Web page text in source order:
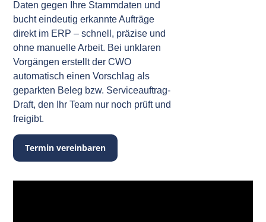
Daten gegen Ihre Stammdaten und
bucht eindeutig erkannte Aufträge
direkt im ERP – schnell, präzise und
ohne manuelle Arbeit. Bei unklaren
Vorgängen erstellt der CWO
automatisch einen Vorschlag als
geparkten Beleg bzw. Serviceauftrag-
Draft, den Ihr Team nur noch prüft und
freigibt.
Termin vereinbaren